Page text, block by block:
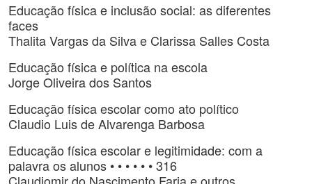
Educação física e inclusão social: as diferentes
faces
Thalita Vargas da Silva e Clarissa Salles Costa
Educação física e política na escola
Jorge Oliveira dos Santos
Educação física escolar como ato político
Claudio Luis de Alvarenga Barbosa
Educação física escolar e legitimidade: com a
palavra os alunos • • • • • • 316